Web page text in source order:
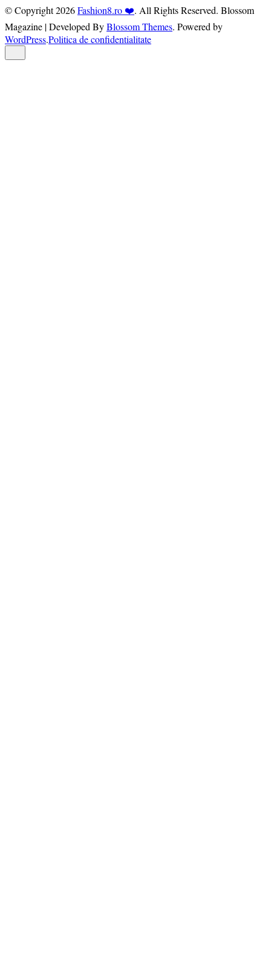
© Copyright 2026Fashion8.ro ❤️. All Rights Reserved. Blossom
Magazine | Developed ByBlossom Themes. Powered by
WordPress.Politica de confidentialitate